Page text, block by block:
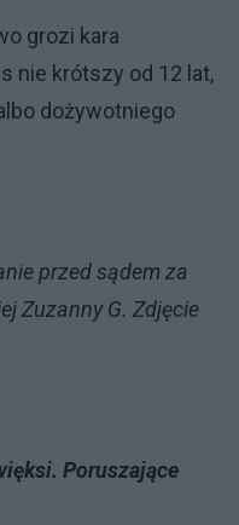
grozi kara
nie krótszy od 12 lat,
dożywotniego
przed sądem za
Zuzanny G. Zdjęcie
Poruszające